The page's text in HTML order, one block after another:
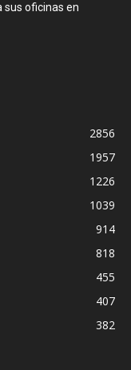
sus oficinas en
2856
1957
1226
1039
914
818
455
407
382